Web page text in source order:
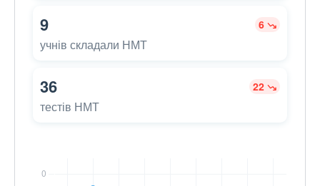
9 6
учнів складали НМТ
36 22
тестів НМТ